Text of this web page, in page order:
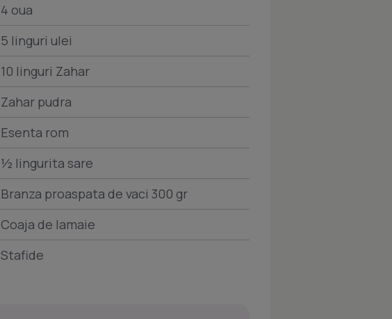
4 oua
5 linguri ulei
10 linguri Zahar
Zahar pudra
Esenta rom
½ lingurita sare
Branza proaspata de vaci 300 gr
Coaja de lamaie
Stafide